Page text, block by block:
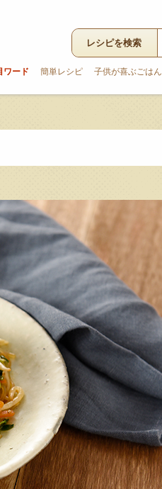
レシピを検索
ワード 簡単レシピ 子供が喜ぶごはん